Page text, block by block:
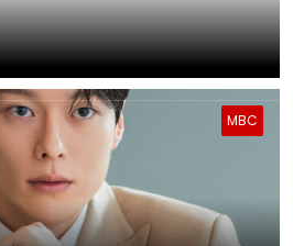
MBC